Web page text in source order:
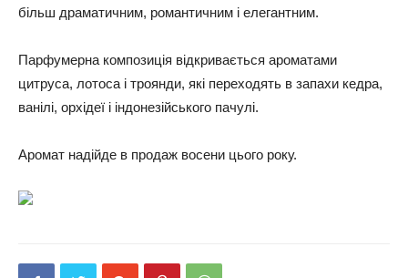
більш драматичним, романтичним і елегантним.
Парфумерна композиція відкривається ароматами
цитруса, лотоса і троянди, які переходять в запахи кедра,
ванілі, орхідеї і індонезійського пачулі.
Аромат надійде в продаж восени цього року.